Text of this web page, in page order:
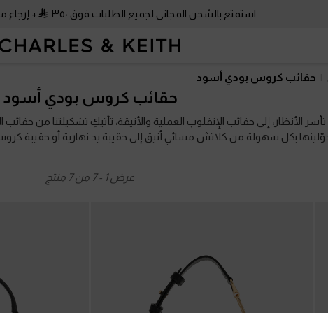
استمتع بالشحن المجاني لجميع الطلبات فوق ٣٥٠ + إرجاع
استمتع بالشحن المجاني لجميع الطلبات فوق ٣٥٠
حقائب كروس بودي أسود
حقائب كروس بودي أسود
الأنظار، إلى حقائب الإنفلوپ العملية والأنيقة، تأتيكِ تشكيلتنا من
بكل سهولة من كلاتش مسائي أنيق إلى حقيبة يد نهارية أو حقيبة
عرض1
-
7 من7 منتج